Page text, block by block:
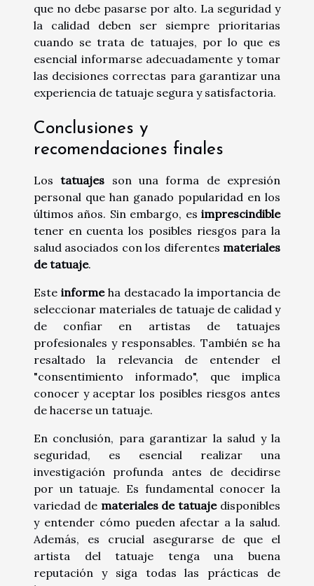
que no debe pasarse por alto. La seguridad y
la calidad deben ser siempre prioritarias
cuando se trata de tatuajes, por lo que es
esencial informarse adecuadamente y tomar
las decisiones correctas para garantizar una
experiencia de tatuaje segura y satisfactoria.
Conclusiones y
recomendaciones finales
Lostatuajes son una forma de expresión
personal que han ganado popularidad en los
últimos años. Sin embargo, es imprescindible
tener en cuenta los posibles riesgos para la
salud asociados con los diferentes materiales
de tatuaje.
Este informeha destacado la importancia de
seleccionar materiales de tatuaje de calidad y
de confiar en artistas de tatuajes
profesionales y responsables. También se ha
resaltado la relevancia de entender el
"consentimiento informado", que implica
conocer y aceptar los posibles riesgos antes
de hacerse un tatuaje.
En conclusión, para garantizar la salud y la
seguridad, es esencial realizar una
investigación profunda antes de decidirse
por un tatuaje. Es fundamental conocer la
variedad de materiales de tatuajedisponibles
y entender cómo pueden afectar a la salud.
Además, es crucial asegurarse de que el
artista del tatuaje tenga una buena
reputación y siga todas las prácticas de